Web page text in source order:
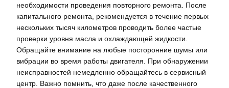
необходимости проведения повторного ремонта. После
капитального ремонта, рекомендуется в течение первых
нескольких тысяч километров проводить более частые
проверки уровня масла и охлаждающей жидкости.
Обращайте внимание на любые посторонние шумы или
вибрации во время работы двигателя. При обнаружении
неисправностей немедленно обращайтесь в сервисный
центр. Важно помнить, что даже после качественного